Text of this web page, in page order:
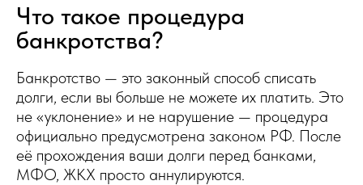
Что такое процедура
банкротства?
Банкротство — это законный способ списать
долги, если вы больше не можете их платить. Это
не «уклонение» и не нарушение — процедура
официально предусмотрена законом РФ. После
её прохождения ваши долги перед банками,
МФО, ЖКХ просто аннулируются.